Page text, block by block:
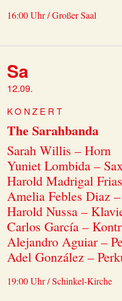
16:00 Uhr / Großer Saal
Sa
12.09.
KONZERT
The Sarahbanda
Sarah Willis – Horn
Yuniet Lombida –
Harold Madrigal
Amelia Febles Diaz
Harold Nussa –
Carlos García –
Alejandro Aguiar –
Adel González –
19:00 Uhr / Schinkel-Kirche